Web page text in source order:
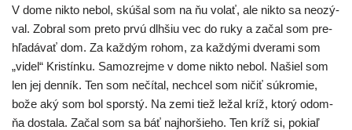
V dome nikto nebol, skú­šal som na ňu volať, ale nikto sa neozý­
val. Zobral som pre­to prvú dlh­šiu vec do ruky a začal som pre­
hľa­dá­vať dom. Za kaž­dým rohom, za kaž­dý­mi dve­ra­mi som
„videl“ Kristínku. Samozrejme v dome nikto nebol. Našiel som
len jej den­ník. Ten som nečí­tal, nech­cel som ničiť súkro­mie,
bože aký som bol spors­tý. Na zemi tiež ležal kríž, kto­rý odom­
ňa dosta­la. Začal som sa báť naj­hor­šie­ho. Ten kríž si, pokiaľ